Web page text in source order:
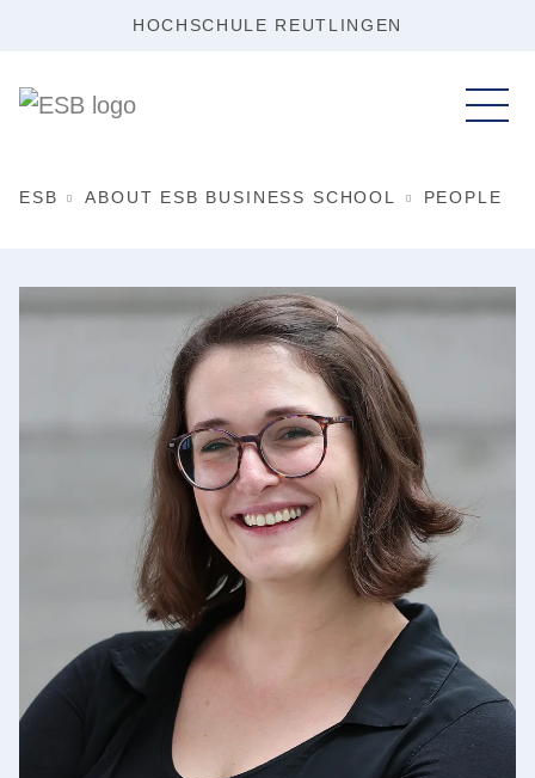
HOCHSCHULE REUTLINGEN
ESB ABOUT ESB BUSINESS SCHOOL PEOPLE